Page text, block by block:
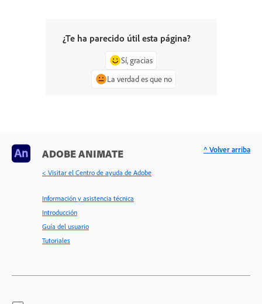
¿Te ha parecido útil esta página?
Sí, gracias
La verdad es que no
ADOBE ANIMATE
< Visitar el Centro de ayuda de Adobe
Información y asistencia técnica
Introducción
Guía del usuario
Tutoriales
^ Volver arriba